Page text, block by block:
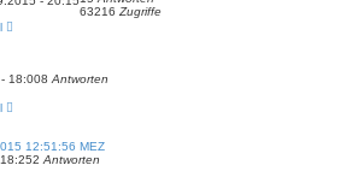
63216 Zugriffe
18:008 Antworten
12:51:56 MEZ
2 Antworten